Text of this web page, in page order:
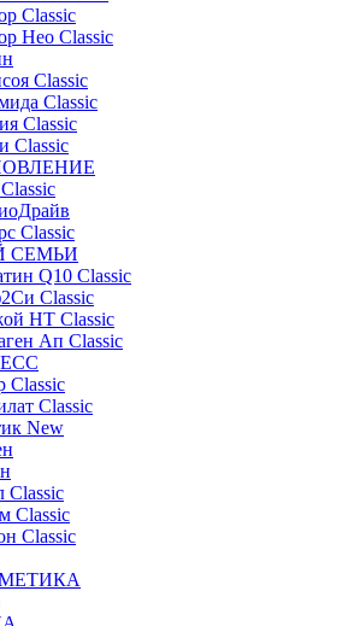
Classic
Нео Classic
Classic
Classic
Classic
Classic
Classic
СЕМЬИ
Q10 Classic
Classic
НТ Classic
Ап Classic
Classic
Classic
New
Classic
Classic
Classic